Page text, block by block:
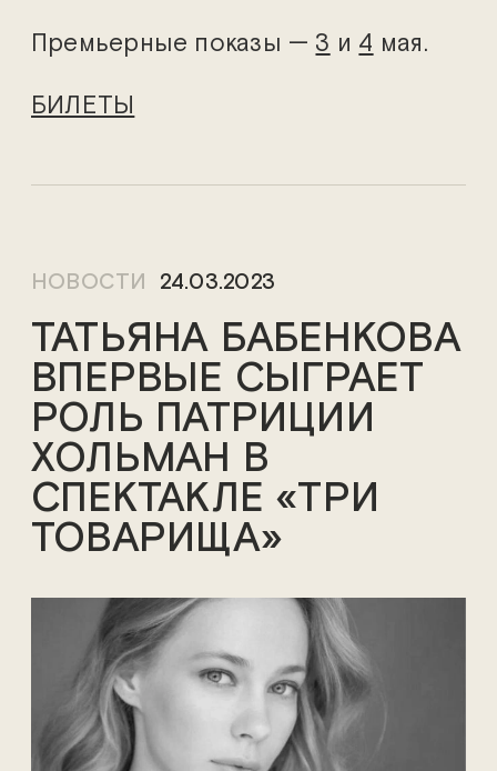
Премьерные показы — 3 и 4 мая.
БИЛЕТЫ
НОВОСТИ 24.03.2023
ТАТЬЯНА БАБЕНКОВА
ВПЕРВЫЕ СЫГРАЕТ
РОЛЬ ПАТРИЦИИ
ХОЛЬМАН В
СПЕКТАКЛЕ «ТРИ
ТОВАРИЩА»